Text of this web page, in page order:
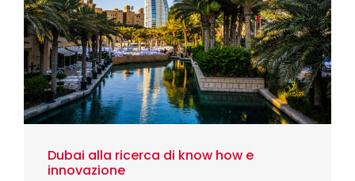
Dubai alla ricerca di know how e
innovazione